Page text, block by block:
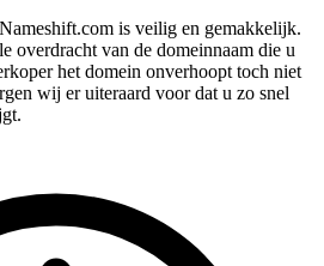
is veilig en gemakkelijk.
overdracht van de domeinnaam die u
het domein onverhoopt toch niet
wij er uiteraard voor dat u zo snel